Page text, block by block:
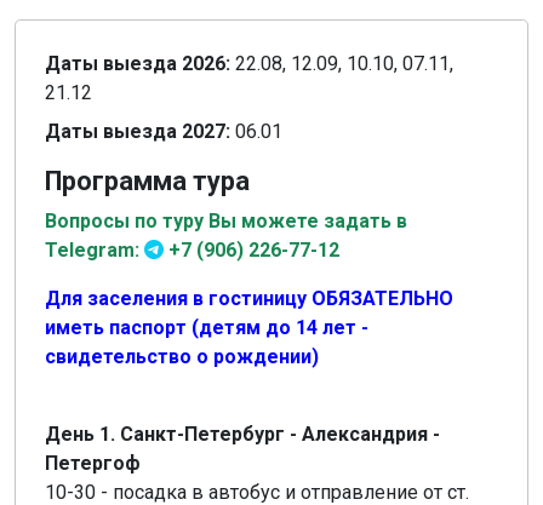
Даты выезда 2026: 22.08, 12.09, 10.10, 07.11,
21.12
Даты выезда 2027: 06.01
Программа тура
Вопросы по туру Вы можете задать в
Telegram:
+7 (906) 226-77-12
Для заселения в гостиницу ОБЯЗАТЕЛЬНО
иметь паспорт (детям до 14 лет -
свидетельство о рождении)
День 1. Санкт-Петербург - Александрия -
Петергоф
10-30 - посадка в автобус и отправление от ст.